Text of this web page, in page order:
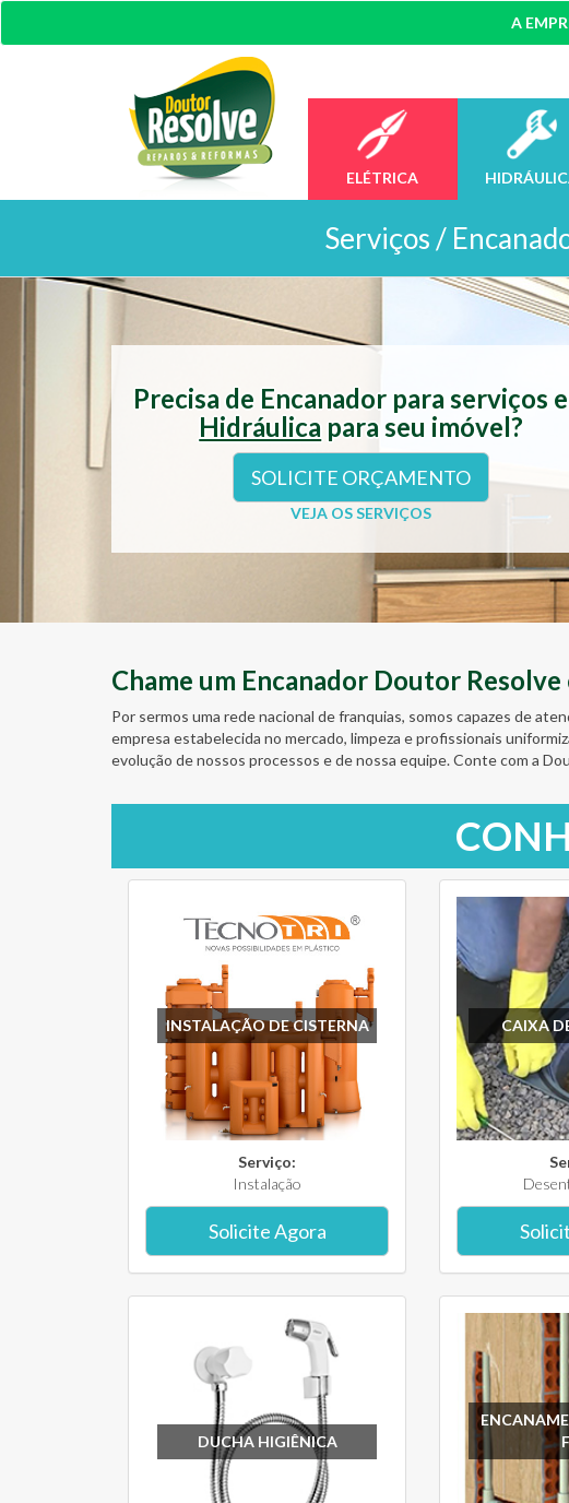
A
ELÉTRICA
Serviços /
Precisa de Encanador para serviços
Hidráulica para seu imóvel?
SOLICITE ORÇAMENTO
VEJA OS SERVIÇOS
Chame um Encanador Doutor
Por sermos uma rede nacional de franquias, somos capazes de
empresa estabelecida no mercado, limpeza e profissionais
evolução de nossos processos e de nossa equipe. Conte com a
INSTALAÇÃO DE CISTERNA
Serviço:
Instalação
Solicite Agora
CAIXA
DUCHA HIGIÊNICA